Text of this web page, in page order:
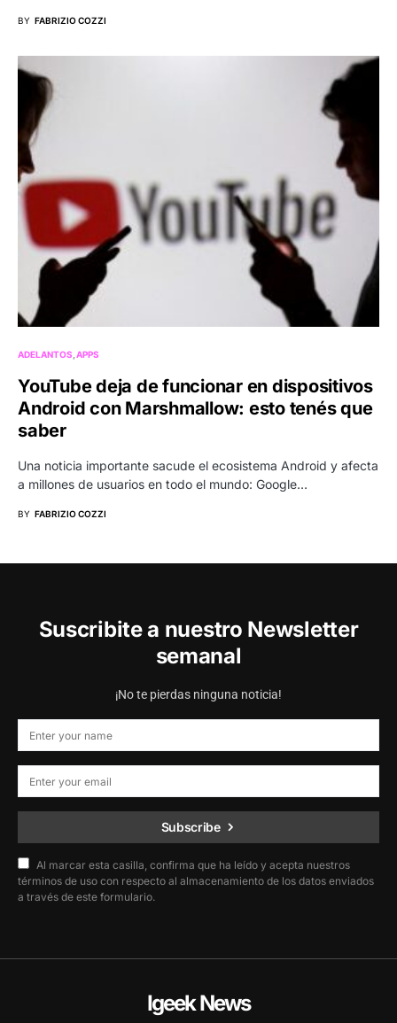
BY FABRIZIO COZZI
ADELANTOS APPS
YouTube deja de funcionar en dispositivos
Android con Marshmallow: esto tenés que
saber
Una noticia importante sacude el ecosistema Android y afecta
a millones de usuarios en todo el mundo: Google…
BY FABRIZIO COZZI
Suscribite a nuestro Newsletter
semanal
¡No te pierdas ninguna noticia!
Subscribe
Al marcar esta casilla, confirma que ha leído y acepta nuestros
términos de uso con respecto al almacenamiento de los datos enviados
a través de este formulario.
Igeek News